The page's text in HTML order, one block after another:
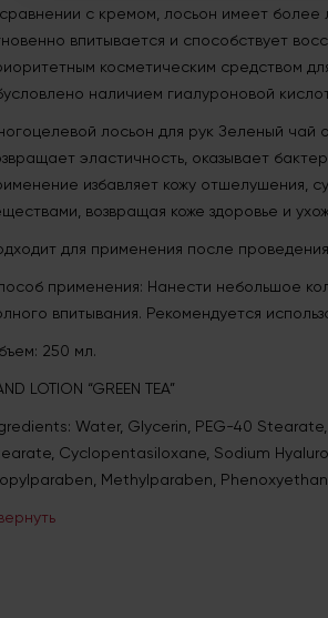
с кремом, лосьон имеет более
впитывается и способствует
косметическим средством
наличием гиалуроновой
лосьон для рук Зеленый чай
эластичность, оказывает
избавляет кожу отшелушения,
возвращая коже здоровье и
для применения после
применения: Нанести небольшое
впитывания. Рекомендуется
250 мл.
LOTION “GREEN TEA”
Water, Glycerin, PEG-40
Cyclopentasiloxane, Sodium
Methylparaben,